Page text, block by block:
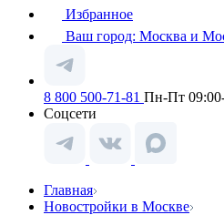
Избранное
Ваш город: Москва и
8 800 500-71-81 Пн-Пт
Соцсети
Главная
Новостройки в Москве